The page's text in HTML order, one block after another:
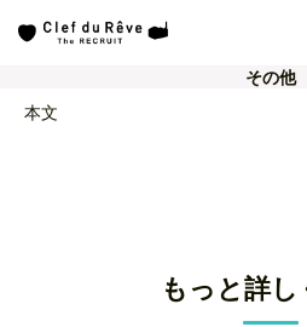
その他
本文
もっと詳し